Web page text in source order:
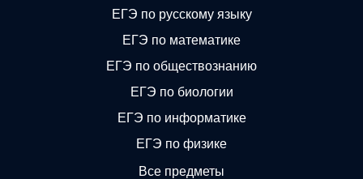
ЕГЭ по русскому языку
ЕГЭ по математике
ЕГЭ по обществознанию
ЕГЭ по биологии
ЕГЭ по информатике
ЕГЭ по физике
Все предметы